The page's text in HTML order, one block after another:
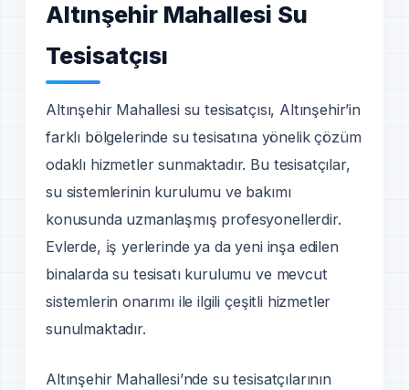
Altınşehir Mahallesi Su
Tesisatçısı
Altınşehir Mahallesi su tesisatçısı, Altınşehir’in
farklı bölgelerinde su tesisatına yönelik çözüm
odaklı hizmetler sunmaktadır. Bu tesisatçılar,
su sistemlerinin kurulumu ve bakımı
konusunda uzmanlaşmış profesyonellerdir.
Evlerde, i̇ş yerlerinde ya da yeni inşa edilen
binalarda su tesisatı kurulumu ve mevcut
sistemlerin onarımı ile ilgili çeşitli hizmetler
sunulmaktadır.
Altınşehir Mahallesi’nde su tesisatçılarının